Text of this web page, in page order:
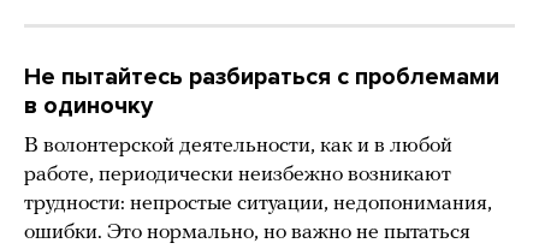
Не пытайтесь разбираться с проблемами
в одиночку
В волонтерской деятельности, как и в любой
работе, периодически неизбежно возникают
трудности: непростые ситуации, недопонимания,
ошибки. Это нормально, но важно не пытаться